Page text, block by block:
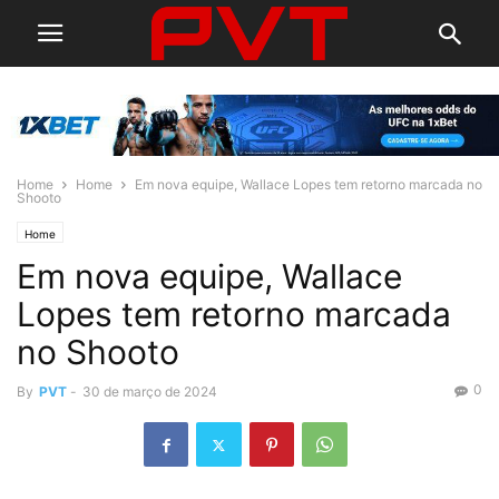
Home Home
Em nova equipe, Wallace Lopes tem retorno marcada no
Shooto
Home
Em nova equipe, Wallace
Lopes tem retorno marcada
no Shooto
By PVT - 30 de março de 2024 0